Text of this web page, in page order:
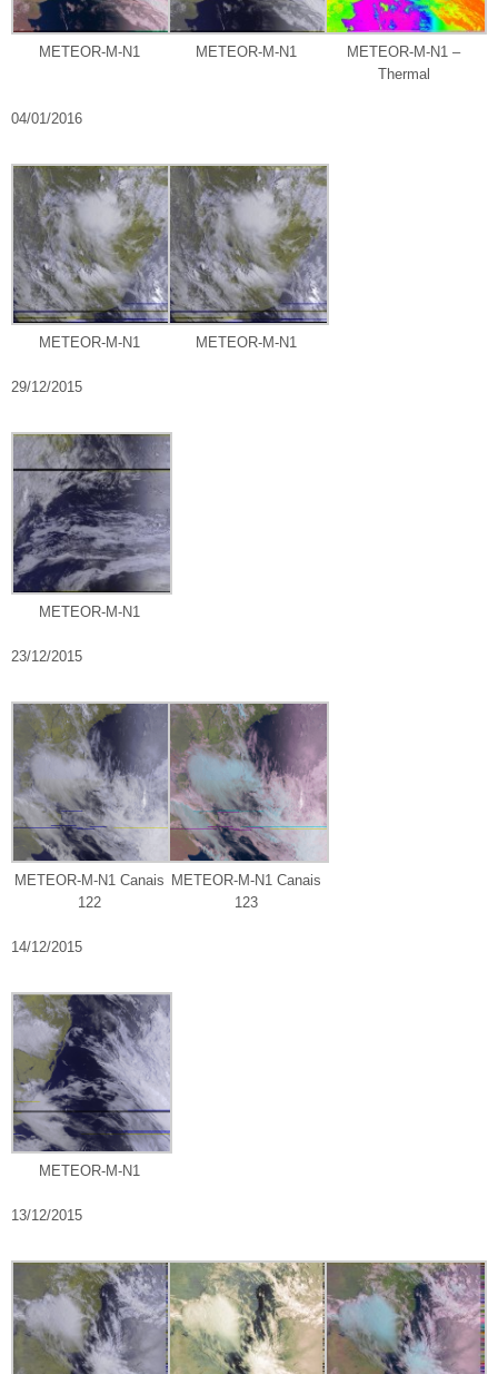
METEOR-M-N1 METEOR-M-N1
METEOR-M-N1 –
Thermal
04/01/2016
METEOR-M-N1 METEOR-M-N1
29/12/2015
METEOR-M-N1
23/12/2015
METEOR-M-N1 Canais
122
METEOR-M-N1 Canais
123
14/12/2015
METEOR-M-N1
13/12/2015